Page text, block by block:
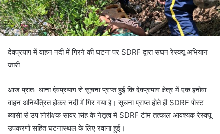
देवप्रयाग में वाहन नदी में गिरने की घटना पर SDRF द्वारा सघन रेस्क्यू अभियान
जारी…
आज प्रातः थाना देवप्रयाग से सूचना प्राप्त हुई कि देवप्रयाग क्षेत्र में एक इनोवा
वाहन अनियंत्रित होकर नदी में गिर गया है। सूचना प्राप्त होते ही SDRF पोस्ट
ब्यासी से उप निरीक्षक सावर सिंह के नेतृत्व में SDRF टीम तत्काल आवश्यक रेस्क्यू
उपकरणों सहित घटनास्थल के लिए रवाना हुई।